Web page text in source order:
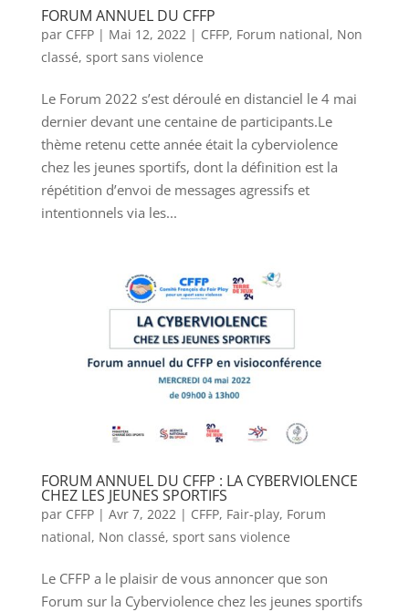
FORUM ANNUEL DU CFFP
par CFFP| Mai 12, 2022 | CFFP, Forum national, Non
classé, sport sans violence
Le Forum 2022 s’est déroulé en distanciel le 4 mai
dernier devant une centaine de participants.Le
thème retenu cette année était la cyberviolence
chez les jeunes sportifs, dont la définition est la
répétition d’envoi de messages agressifs et
intentionnels via les...
FORUM ANNUEL DU CFFP : LA CYBERVIOLENCE
CHEZ LES JEUNES SPORTIFS
par CFFP| Avr 7, 2022| CFFP, Fair-play, Forum
national, Non classé, sport sans violence
Le CFFP a le plaisir de vous annoncer que son
Forum sur la Cyberviolence chez les jeunes sportifs